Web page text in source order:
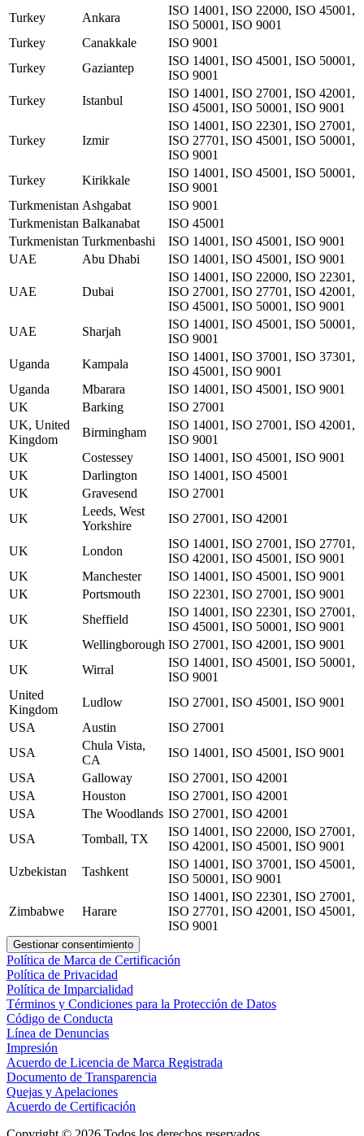
Turkey
Ankara
ISO 14001, ISO 22000, ISO 45001,
ISO 50001, ISO 9001
Turkey
Canakkale
ISO 9001
Turkey
Gaziantep
ISO 14001, ISO 45001, ISO 50001,
ISO 9001
Turkey
Istanbul
ISO 14001, ISO 27001, ISO 42001,
ISO 45001, ISO 50001, ISO 9001
Turkey Izmir
ISO 14001, ISO 22301, ISO 27001,
ISO 27701, ISO 45001, ISO 50001,
ISO 9001
Turkey
Kirikkale
ISO 14001, ISO 45001, ISO 50001,
ISO 9001
Turkmenistan Ashgabat
ISO 9001
Turkmenistan Balkanabat
ISO 45001
Turkmenistan Turkmenbashi
ISO 14001, ISO 45001, ISO 9001
UAE
Abu Dhabi ISO 14001, ISO 45001, ISO 9001
UAE Dubai
ISO 14001, ISO 22000, ISO 22301,
ISO 27001, ISO 27701, ISO 42001,
ISO 45001, ISO 50001, ISO 9001
UAE
Sharjah
ISO 14001, ISO 45001, ISO 50001,
ISO 9001
Uganda
Kampala
ISO 14001, ISO 37001, ISO 37301,
ISO 45001, ISO 9001
Uganda
Mbarara
ISO 14001, ISO 45001, ISO 9001
UK
Barking
ISO 27001
UK, United
Kingdom
Birmingham
ISO 14001, ISO 27001, ISO 42001,
ISO 9001
UK
Costessey
ISO 14001, ISO 45001, ISO 9001
UK
Darlington
ISO 14001, ISO 45001
UK
Gravesend
ISO 27001
UK
Leeds, West
Yorkshire
ISO 27001, ISO 42001
UK London
ISO 14001, ISO 27001, ISO 27701,
ISO 42001, ISO 45001, ISO 9001
UK
Manchester
ISO 14001, ISO 45001, ISO 9001
UK
Portsmouth
ISO 22301, ISO 27001, ISO 9001
UK
Sheffield
ISO 14001, ISO 22301, ISO 27001,
ISO 45001, ISO 50001, ISO 9001
UK
Wellingborough ISO 27001, ISO 42001, ISO 9001
UK
Wirral
ISO 14001, ISO 45001, ISO 50001,
ISO 9001
United
Kingdom
Ludlow
ISO 27001, ISO 45001, ISO 9001
USA
Austin
ISO 27001
USA
Chula Vista,
CA
ISO 14001, ISO 45001, ISO 9001
USA
Galloway
ISO 27001, ISO 42001
USA
Houston
ISO 27001, ISO 42001
USA
The Woodlands ISO 27001, ISO 42001
USA
Tomball, TX
ISO 14001, ISO 22000, ISO 27001,
ISO 42001, ISO 45001, ISO 9001
Uzbekistan
Tashkent
ISO 14001, ISO 37001, ISO 45001,
ISO 50001, ISO 9001
Zimbabwe Harare
ISO 14001, ISO 22301, ISO 27001,
ISO 27701, ISO 42001, ISO 45001,
ISO 9001
Gestionar consentimiento
Política de Marca de Certificación
Política de Privacidad
Política de Imparcialidad
Términos y Condiciones para la Protección de Datos
Código de Conducta
Línea de Denuncias
Impresión
Acuerdo de Licencia de Marca Registrada
Documento de Transparencia
Quejas y Apelaciones
Acuerdo de Certificación